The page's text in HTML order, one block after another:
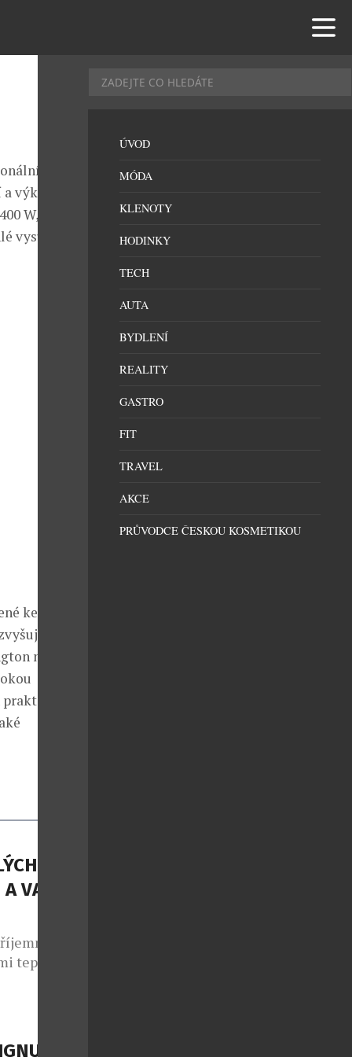
výkonný
W, což v
vysušení i
keramiky
navíc
VAŠE
teplotami
dnů –
nebo
ÚVOD
MÓDA
KLENOTY
HODINKY
TECH
AUTA
BYDLENÍ
REALITY
GASTRO
FIT
TRAVEL
AKCE
PRŮVODCE ČESKOU KOSMETIKOU